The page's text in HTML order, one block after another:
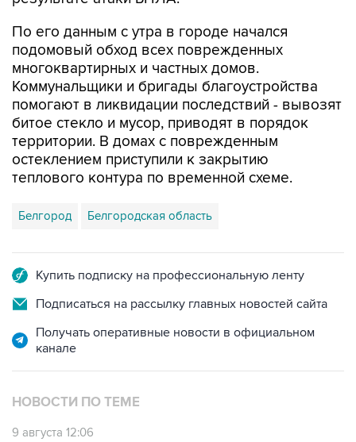
По его данным с утра в городе начался
подомовый обход всех поврежденных
многоквартирных и частных домов.
Коммунальщики и бригады благоустройства
помогают в ликвидации последствий - вывозят
битое стекло и мусор, приводят в порядок
территории. В домах с поврежденным
остеклением приступили к закрытию
теплового контура по временной схеме.
Белгород Белгородская область
Купить подписку на профессиональную ленту
Подписаться на рассылку главных новостей сайта
Получать оперативные новости в официальном
канале
НОВОСТИ ПО ТЕМЕ
9 августа 12:06